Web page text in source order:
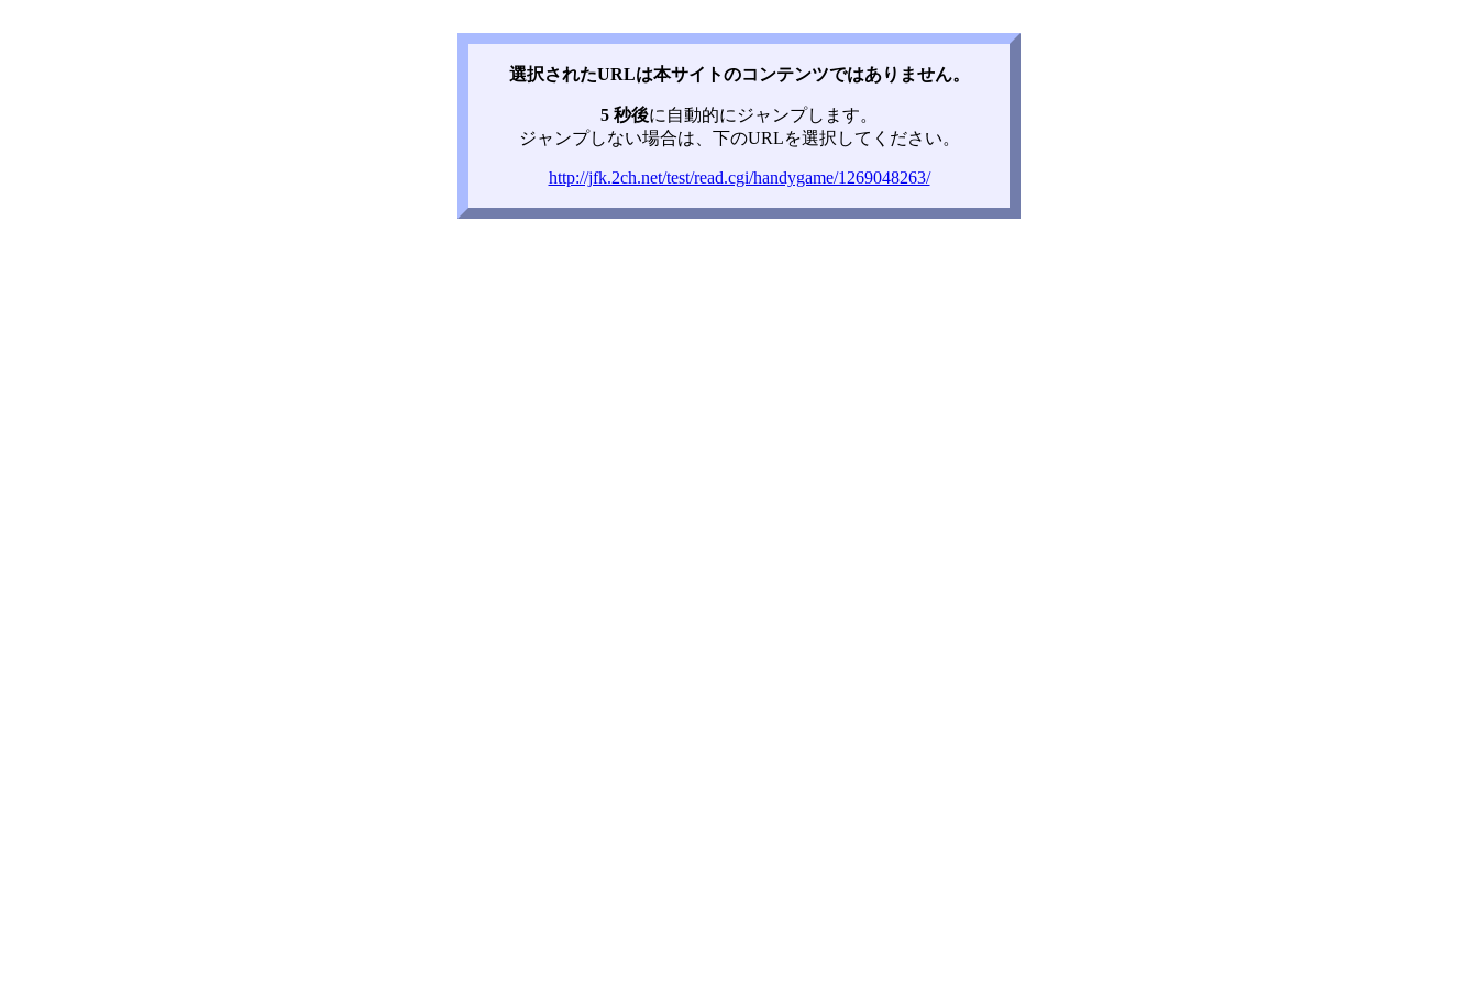
選択されたURLは本サイトのコンテンツではありません。
5 秒後に自動的にジャンプします。
ジャンプしない場合は、下のURLを選択してください。
http://jfk.2ch.net/test/read.cgi/handygame/1269048263/